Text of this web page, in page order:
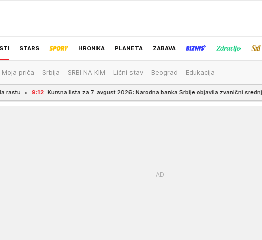
STARS HRONIKA PLANETA ZABAVA
NEWS IZBOR UREDNIKA
Moja priča Srbija SRBI NA KIM Lični stav Beograd Edukacija
Kursna lista za 7. avgust 2026: Narodna banka Srbije objavila zvanični srednji kurs dinara